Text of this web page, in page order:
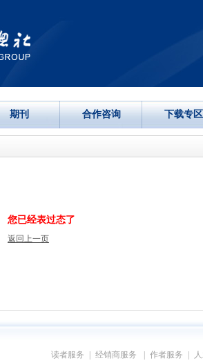
期刊 合作咨询 下载专区
您已经表过态了
返回上一页
读者服务 经销商服务 作者服务